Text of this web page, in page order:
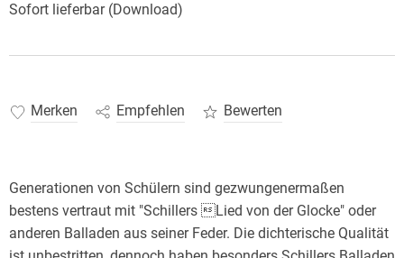
Sofort lieferbar (Download)
Merken Empfehlen Bewerten
Generationen von Schülern sind gezwungenermaßen
bestens vertraut mit "Schillers Lied von der Glocke" oder
anderen Balladen aus seiner Feder. Die dichterische Qualität